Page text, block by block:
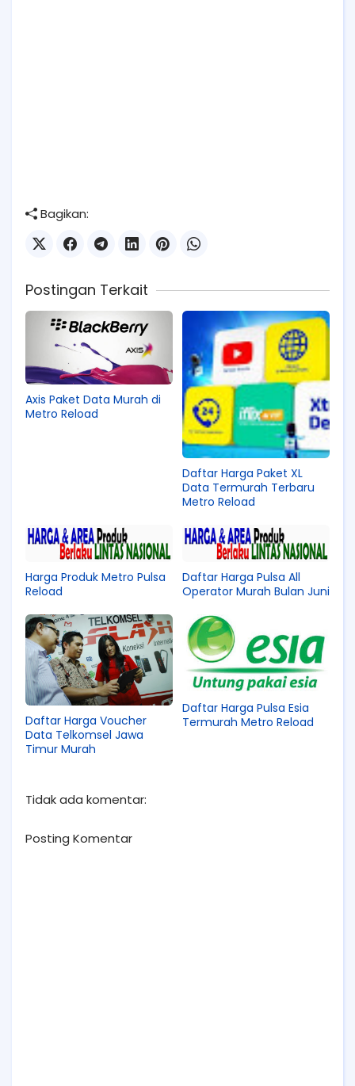
Bagikan:
Postingan Terkait
Axis Paket Data Murah di
Metro Reload
Daftar Harga Paket XL
Data Termurah Terbaru
Metro Reload
Harga Produk Metro Pulsa
Reload
Daftar Harga Pulsa All
Operator Murah Bulan Juni
Daftar Harga Voucher
Data Telkomsel Jawa
Timur Murah
Daftar Harga Pulsa Esia
Termurah Metro Reload
Tidak ada komentar:
Posting Komentar